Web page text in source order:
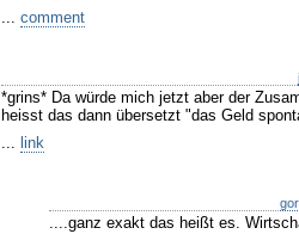
... comment
*grins* Da würde mich jetzt aber der
heisst das dann übersetzt "das Geld
... link
....ganz exakt das heißt es.